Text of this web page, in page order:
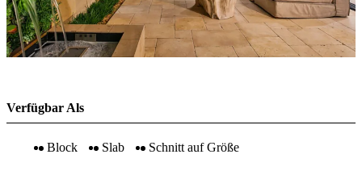
Verfügbar Als
Block Slab Schnitt auf Größe